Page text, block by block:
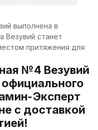
выполнена в
Везувий станет
притяжения для
№4 Везувий
Эксперт
с доставкой